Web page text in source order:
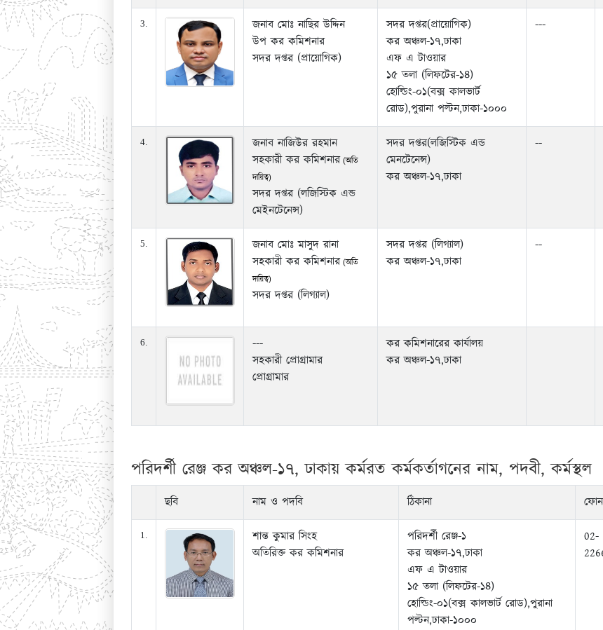
3.
জনাব মোঃ নাছির উদ্দিন
উপ কর কমিশনার
সদর দপ্তর (প্রায়োগিক)
সদর দপ্তর(প্রায়োগিক)
কর অঞ্চল-১৭,ঢাকা
এফ এ টাওয়ার
১৫ তলা (লিফটের-১৪)
হোল্ডিং-০১(বক্স কালভার্ট
রোড),পুরানা পল্টন,ঢাকা-১০০০
---
4.
জনাব নাজিউর রহমান
সহকারী কর কমিশনার(অতি
দায়িত্ব)
সদর দপ্তর (লজিস্টিক এন্ড
মেইনটেনেন্স)
সদর দপ্তর(লজিস্টিক এন্ড
মেনটেনেন্স)
কর অঞ্চল-১৭,ঢাকা
--
5.
জনাব মোঃ মাসুদ রানা
সহকারী কর কমিশনার(অতি
দায়িত্ব)
সদর দপ্তর (লিগ্যাল)
সদর দপ্তর (লিগ্যাল)
কর অঞ্চল-১৭,ঢাকা
--
6.
---
সহকারী প্রোগ্রামার
প্রোগ্রামার
কর কমিশনারের কার্যালয়
কর অঞ্চল-১৭,ঢাকা
পরিদর্শী রেঞ্জ কর অঞ্চল-১৭, ঢাকায় কর্মরত কর্মকর্তাগনের নাম, পদবী, কর্মস্থল
ছবি নাম ও পদবি ঠিকানা ফোন
1.
শান্ত কুমার সিংহ
অতিরিক্ত কর কমিশনার
পরিদর্শী রেঞ্জ-১
কর অঞ্চল-১৭,ঢাকা
এফ এ টাওয়ার
১৫ তলা (লিফটের-১৪)
হোল্ডিং-০১(বক্স কালভার্ট রোড),পুরানা
পল্টন,ঢাকা-১০০০
02-